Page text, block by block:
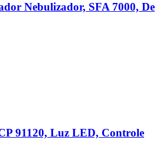
Nebulizador, SFA 7000, De
91120, Luz LED, Controle